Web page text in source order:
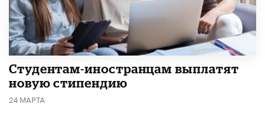
Студентам-иностранцам выплатят
новую стипендию
24 МАРТА